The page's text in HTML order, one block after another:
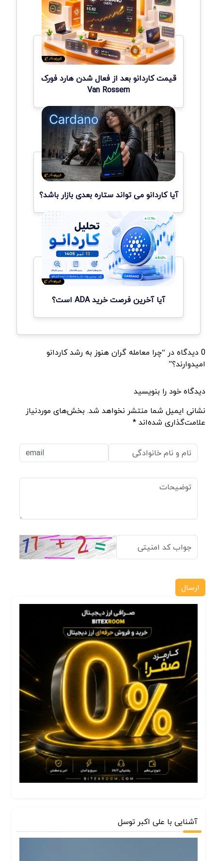
قیمت کاردانو بعد از فعال شدن هارد فورک
Van Rossem
آیا کاردانو می تواند ستاره بعدی بازار باشد؟
آیا آخرین فرصت خرید ADA است؟
0 دیدگاه در “چرا معامله گران هنوز به رشد کاردانو
امیدوارند؟”
دیدگاه خود را بنویسید
نشانی ایمیل شما منتشر نخواهد شد. بخش‌های موردنیاز
علامت‌گذاری شده‌اند *
ارسال
آشنایی با علی اکبر توسل